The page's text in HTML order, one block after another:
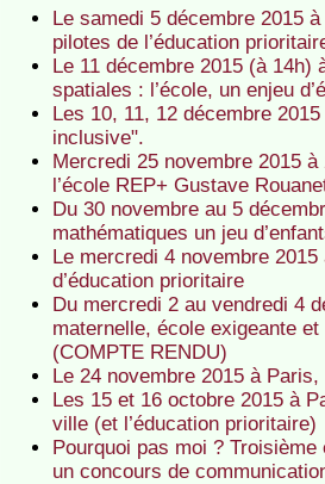
Le samedi 5 décembre 2015
pilotes de l’éducation
Le 11 décembre 2015 (à
spatiales : l’école, un enjeu
Les 10, 11, 12 décembre
inclusive".
Mercredi 25 novembre 2015
l’école REP+ Gustave
Du 30 novembre au 5
mathématiques un jeu
Le mercredi 4 novembre
d’éducation prioritaire
Du mercredi 2 au vendredi 4
maternelle, école exigeante
(COMPTE RENDU)
Le 24 novembre 2015 à
Les 15 et 16 octobre 2015 à
ville (et l’éducation prioritaire)
Pourquoi pas moi ?
un concours de